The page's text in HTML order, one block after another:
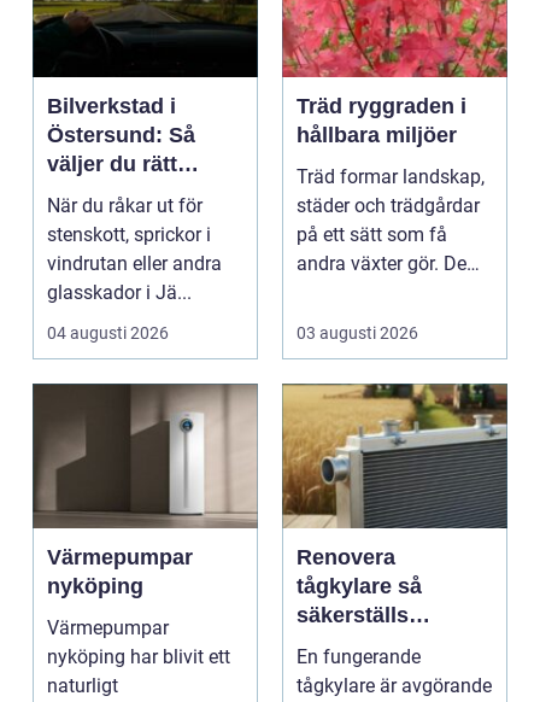
Bilverkstad i
Östersund: Så
väljer du rätt
verkstad för
glasskador
När du råkar ut för
stenskott, sprickor i
vindrutan eller andra
glasskador i Jä...
04 augusti 2026
Träd ryggraden i
hållbara miljöer
Träd formar landskap,
städer och trädgårdar
på ett sätt som få
andra växter gör. De
03 augusti 2026
Värmepumpar
nyköping
Värmepumpar
nyköping har blivit ett
naturligt
Renovera
tågkylare så
säkerställs
driftsäkra lok och
tågsystem
En fungerande
tågkylare är avgörande